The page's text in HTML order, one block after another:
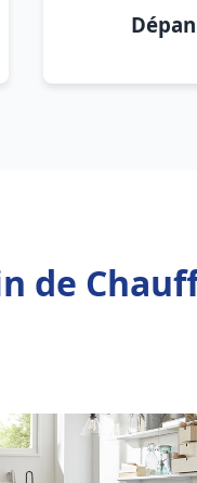
de